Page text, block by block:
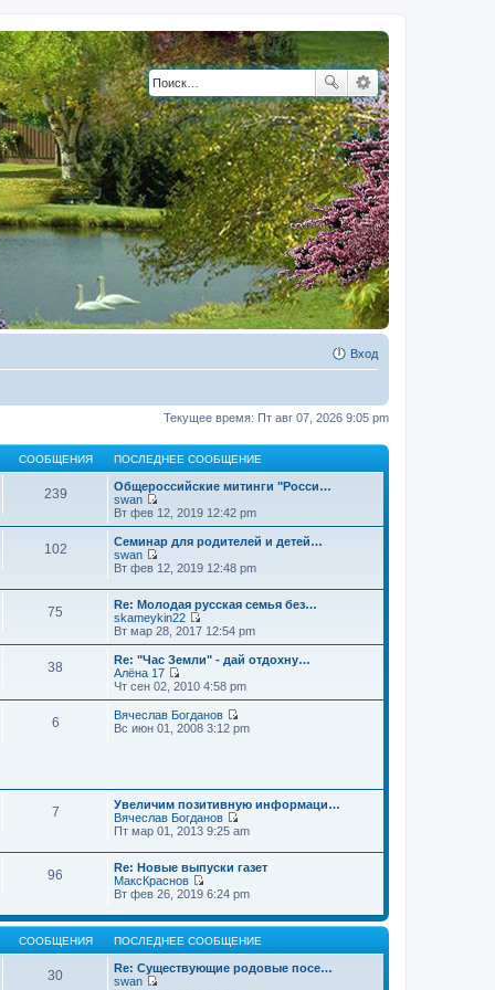
Вход
Текущее время: Пт авг 07, 2026 9:05 pm
СООБЩЕНИЯ ПОСЛЕДНЕЕ СООБЩЕНИЕ
239
Общероссийские митинги "Росси…
swan
П
е
р
е
й
т
и
к
п
о
с
л
е
д
м
у
б
щ
е
н
ю
Вт фев 12, 2019 12:42 pm
102
Семинар для родителей и детей…
swan
П
р
е
й
т
и
к
п
о
с
л
е
у
с
о
о
щ
е
н
и
Вт фев 12, 2019 12:48 pm
75
Re: Молодая русская семья без…
skameykin22
П
е
р
е
й
к
п
е
д
н
е
у
с
о
о
щ
н
ю
Вт мар 28, 2017 12:54 pm
38
Re: "Час Земли" - дай отдохну…
Алёна 17
П
е
р
е
й
п
о
с
л
д
н
е
м
с
о
о
щ
Чт сен 02, 2010 4:58 pm
6
Вячеслав Богданов
П
т
и
п
л
д
е
м
у
с
Вс июн 01, 2008 3:12 pm
7
Увеличим позитивную информаци…
Вячеслав Богданов
П
р
е
т
к
п
о
л
Пт мар 01, 2013 9:25 am
96
Re: Новые выпуски газет
МаксКраснов
П
р
е
й
т
и
Вт фев 26, 2019 6:24 pm
СООБЩЕНИЯ ПОСЛЕДНЕЕ СООБЩЕНИЕ
30
Re: Существующие родовые посе…
swan